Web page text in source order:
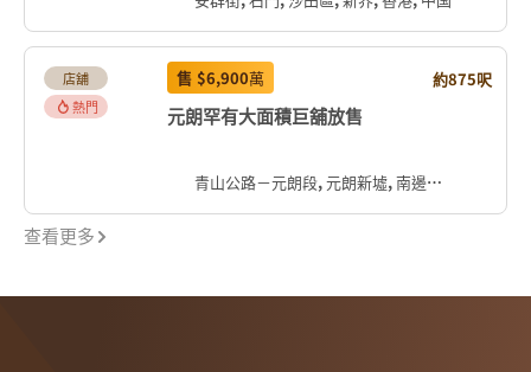
查看更多
店舖
熱門
售 $6,900萬 約875呎
元朗罕有大面積巨舖放售
青山公路－元朗段, 元朗新墟, 南邊圍, 元朗區, 新界, 香港, 中国